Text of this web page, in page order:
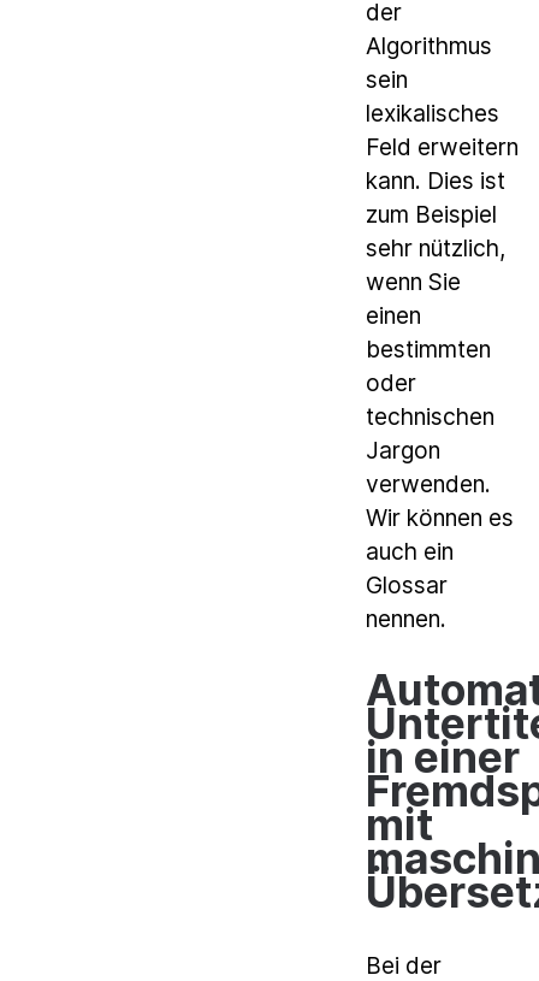
der
Algorithmus
sein
lexikalisches
Feld erweitern
kann. Dies ist
zum Beispiel
sehr nützlich,
wenn Sie
einen
bestimmten
oder
technischen
Jargon
verwenden.
Wir können es
auch ein
Glossar
nennen.
in einer
mit
Bei der